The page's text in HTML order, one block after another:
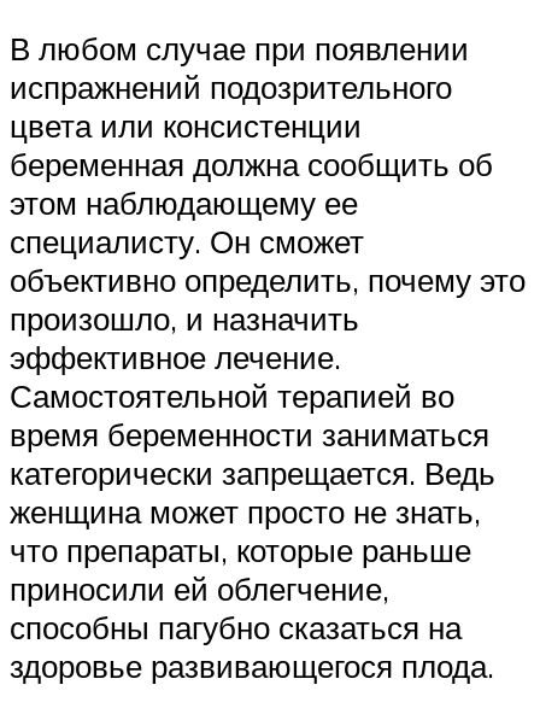
В любом случае при появлении
испражнений подозрительного
цвета или консистенции
беременная должна сообщить об
этом наблюдающему ее
специалисту. Он сможет
объективно определить, почему это
произошло, и назначить
эффективное лечение.
Самостоятельной терапией во
время беременности заниматься
категорически запрещается. Ведь
женщина может просто не знать,
что препараты, которые раньше
приносили ей облегчение,
способны пагубно сказаться на
здоровье развивающегося плода.